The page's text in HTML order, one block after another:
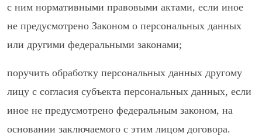
с ним нормативными правовыми актами, если иное
не предусмотрено Законом о персональных данных
или другими федеральными законами;
поручить обработку персональных данных другому
лицу с согласия субъекта персональных данных, если
иное не предусмотрено федеральным законом, на
основании заключаемого с этим лицом договора.